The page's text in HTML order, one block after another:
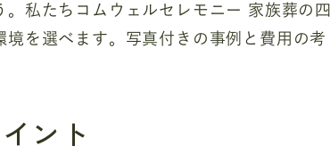
私たちコムウェルセレモニー 家族葬の四
を選べます。写真付きの事例と費用の考
ント